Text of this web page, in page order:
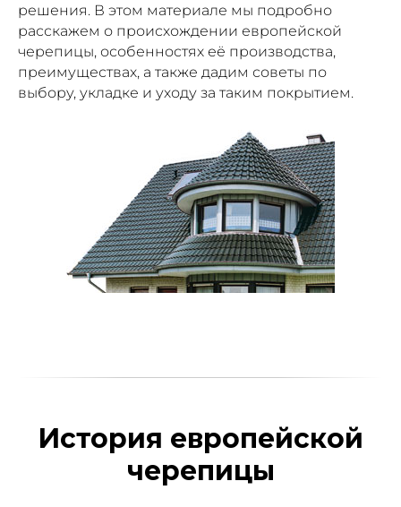
решения. В этом материале мы подробно
расскажем о происхождении европейской
черепицы, особенностях её производства,
преимуществах, а также дадим советы по
выбору, укладке и уходу за таким покрытием.
История европейской
черепицы